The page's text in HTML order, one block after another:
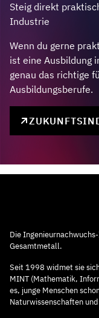
Steig direkt
Industrie
Wenn du gerne
ist eine Ausbildung
genau das richtige
Ausbildungsberufe.
Die
Gesamtmetall.
Seit 1998 widmet sie
MINT (Mathematik,
es, junge Menschen
Naturwissenschaften